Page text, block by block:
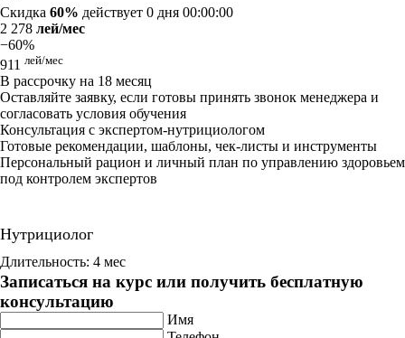
Скидка 60% действует 0 дня 00:00:00
2 278 лей/мес
−60%
911 лей/мес
В рассрочку на 18 месяц
Оставляйте заявку, если готовы принять звонок менеджера и
согласовать условия обучения
Консультация с экспертом-нутрициологом
Готовые рекомендации, шаблоны, чек-листы и инструменты
Персональный рацион и личный план по управлению здоровьем
под контролем экспертов
Нутрициолог
Длительность: 4 мес
Записаться на курс или получить бесплатную
консультацию
Имя